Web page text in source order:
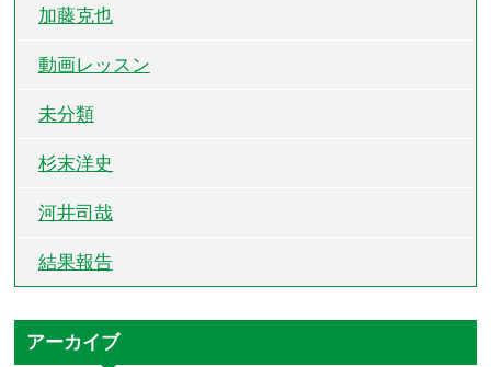
加藤克也
動画レッスン
未分類
杉末洋史
河井司哉
結果報告
アーカイブ